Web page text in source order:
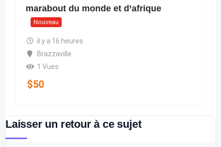
marabout du monde et d’afrique
Nouveau
il y a 16 heures
Brazzaville
1 Vues
$50
Laisser un retour à ce sujet